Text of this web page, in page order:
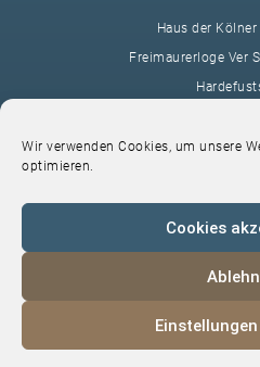
Wir verwenden Cookies, um unsere
optimieren.
Cookies
Haus der
Freimaurerloge Ver
© 2024